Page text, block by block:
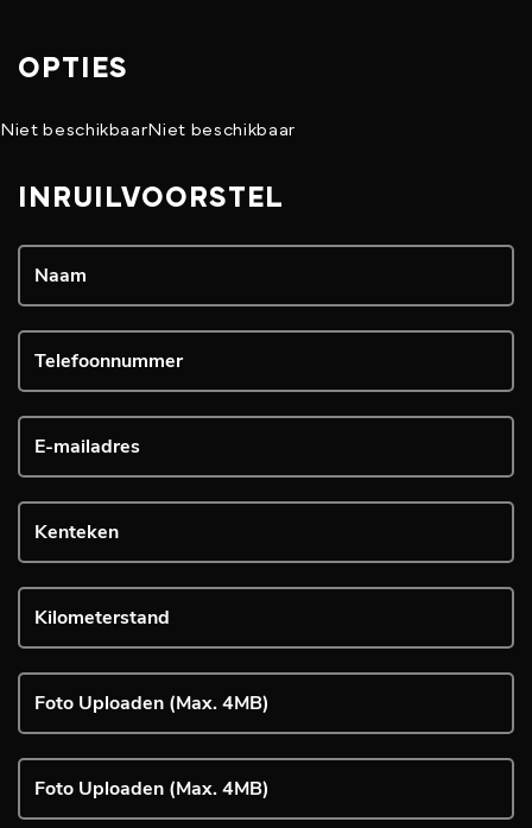
OPTIES
Niet beschikbaarNiet beschikbaar
INRUILVOORSTEL
Foto Uploaden (Max. 4MB)
Foto Uploaden (Max. 4MB)